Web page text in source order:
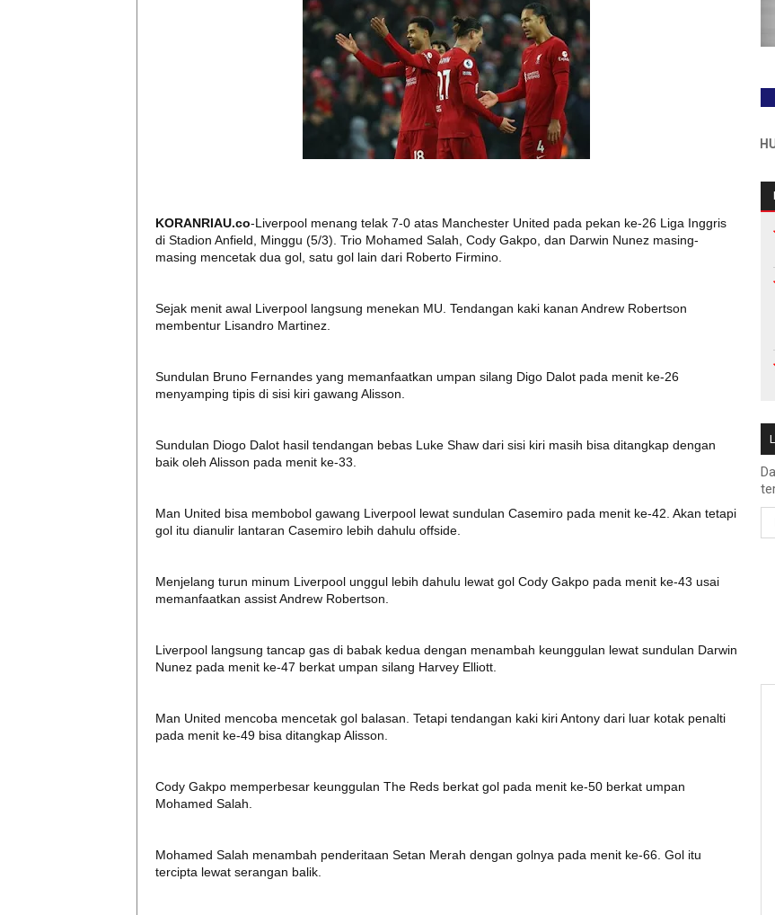
KORANRIAU.co-Liverpool menang telak 7-0 atas Manchester United pada pekan ke-26 Liga Inggris
di Stadion Anfield, Minggu (5/3). Trio Mohamed Salah, Cody Gakpo, dan Darwin Nunez masing-
masing mencetak dua gol, satu gol lain dari Roberto Firmino.
Sejak menit awal Liverpool langsung menekan MU. Tendangan kaki kanan Andrew Robertson
membentur Lisandro Martinez.
Sundulan Bruno Fernandes yang memanfaatkan umpan silang Digo Dalot pada menit ke-26
menyamping tipis di sisi kiri gawang Alisson.
Sundulan Diogo Dalot hasil tendangan bebas Luke Shaw dari sisi kiri masih bisa ditangkap dengan
baik oleh Alisson pada menit ke-33.
Man United bisa membobol gawang Liverpool lewat sundulan Casemiro pada menit ke-42. Akan tetapi
gol itu dianulir lantaran Casemiro lebih dahulu offside.
Menjelang turun minum Liverpool unggul lebih dahulu lewat gol Cody Gakpo pada menit ke-43 usai
memanfaatkan assist Andrew Robertson.
Liverpool langsung tancap gas di babak kedua dengan menambah keunggulan lewat sundulan Darwin
Nunez pada menit ke-47 berkat umpan silang Harvey Elliott.
Man United mencoba mencetak gol balasan. Tetapi tendangan kaki kiri Antony dari luar kotak penalti
pada menit ke-49 bisa ditangkap Alisson.
Cody Gakpo memperbesar keunggulan The Reds berkat gol pada menit ke-50 berkat umpan
Mohamed Salah.
Mohamed Salah menambah penderitaan Setan Merah dengan golnya pada menit ke-66. Gol itu
tercipta lewat serangan balik.
INFO PEMASANGAN IKLAN HUB :